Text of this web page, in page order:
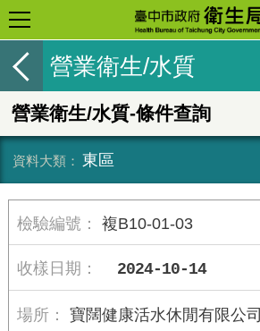
營業衛生/水質
營業衛生/水質-條件查詢
東區
複B10-01-03
2024-10-14
寶闊健康活水休閒有限公司